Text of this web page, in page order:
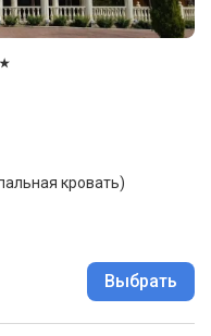
★
кровать)
Выбрать